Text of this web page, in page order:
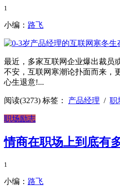
1
小编： 路飞
最近，多家互联网企业爆出裁员
不安，互联网寒潮论扑面而来，
心生退意!...
阅读(3273) 标签： 产品经理 / 职
职场励志
情商在职场上到底有
1
小编： 路飞